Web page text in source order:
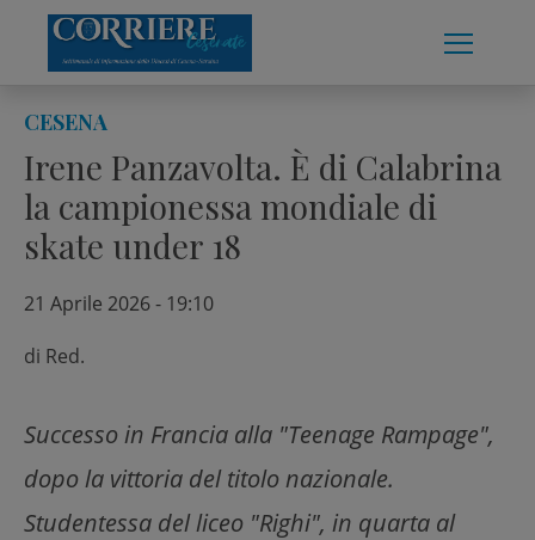
content
CESENA
Irene Panzavolta. È di Calabrina
la campionessa mondiale di
skate under 18
21 Aprile 2026 - 19:10
di Red.
Successo in Francia alla "Teenage Rampage",
dopo la vittoria del titolo nazionale.
Studentessa del liceo "Righi", in quarta al